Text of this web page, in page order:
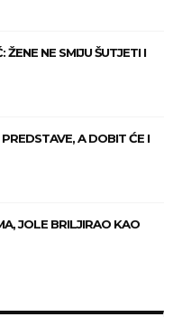
NE SMIJU ŠUTJETI I
A DOBIT ĆE I
JOLE BRILJIRAO KAO